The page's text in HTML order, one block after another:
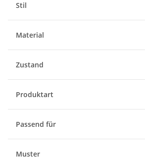
Stil
Material
Zustand
Produktart
Passend für
Muster